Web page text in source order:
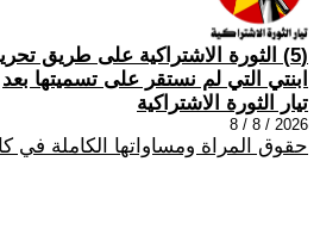
(5) الثورة الاشتراكية على طريق
ابنتي التي لم نستقر على تسميتها بعد
تيار الثورة الاشتراكية
2026 / 8 / 8
حقوق المراة ومساواتها الكاملة في